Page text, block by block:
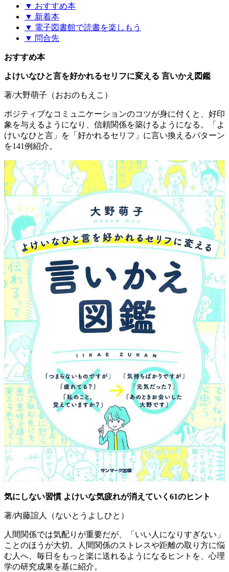
▼ おすすめ本
▼ 新着本
▼ 電子図書館で読書を楽しもう
▼ 問合先
おすすめ本
よけいなひと言を好かれるセリフに変える 言いかえ図鑑
著/大野萌子（おおのもえこ）
ポジティブなコミュニケーションのコツが身に付くと、好印
象を与えるようになり、信頼関係を築けるようになる。「よ
けいなひと言」を「好かれるセリフ」に言い換えるパターン
を141例紹介。
気にしない習慣 よけいな気疲れが消えていく61のヒント
著/内藤誼人（ないとうよしひと）
人間関係では気配りが重要だが、「いい人になりすぎない」
ことのほうが大切。人間関係のストレスや距離の取り方に悩
む人へ、毎日をもっと楽に送れるようになるヒントを、心理
学の研究成果を基に紹介。